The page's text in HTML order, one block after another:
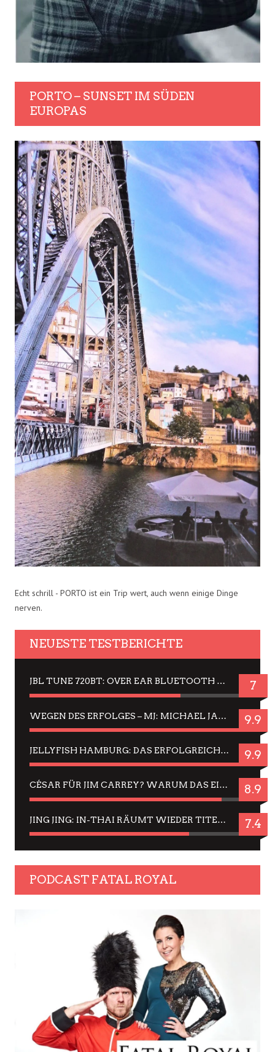
PORTO – SUNSET IM SÜDEN
EUROPAS
Echt schrill - PORTO ist ein Trip wert, auch wenn einige Dinge
nerven.
NEUESTE TESTBERICHTE
JBL TUNE 720BT: OVER EAR BLUETOOTH KOPFHÖRER UM DIE 50,-€ IM DAUER-TEST 7
WEGEN DES ERFOLGES – MJ: MICHAEL JACKSON MUSICAL IN EINER MATINEE SEHEN 9.9
JELLYFISH HAMBURG: DAS ERFOLGREICHE SOMMER-MENÜ 2025 IN GEFÜHLEN UND BILDERN 9.9
CÉSAR FÜR JIM CARREY? WARUM DAS EINER DER NERVIGSTEN ACTORS IST UND BLEIBT 8.9
JING JING: IN-THAI RÄUMT WIEDER TITEL AB – EIN ZWEI-STUNDEN-ERLEBNISBERICHT 7.4
PODCAST FATAL ROYAL